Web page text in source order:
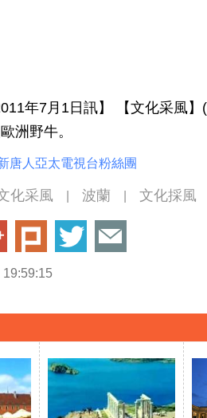
年7月1日訊】 【文化采風
洲野牛。
唐人亞太電視台粉絲團
化采風 波蘭 文化採風
19:59:15